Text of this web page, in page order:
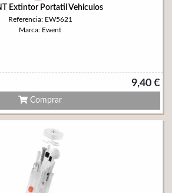
Extintor Portatil Vehiculos
Referencia: EW5621
Marca: Ewent
9,40 €
Comprar